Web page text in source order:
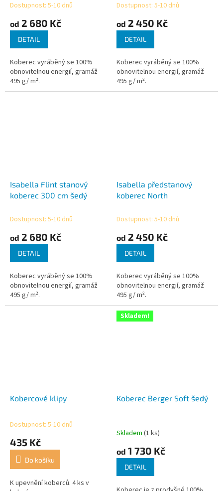
Dostupnost: 5-10 dnů
od 2 680 Kč
DETAIL
Koberec vyráběný se 100%
obnovitelnou energií, gramáž
495 g/ m².
Dostupnost: 5-10 dnů
od 2 450 Kč
DETAIL
Koberec vyráběný se 100%
obnovitelnou energií, gramáž
495 g/ m².
Isabella Flint stanový
koberec 300 cm šedý
Dostupnost: 5-10 dnů
od 2 680 Kč
DETAIL
Koberec vyráběný se 100%
obnovitelnou energií, gramáž
495 g/ m².
Isabella předstanový
koberec North
Dostupnost: 5-10 dnů
od 2 450 Kč
DETAIL
Koberec vyráběný se 100%
obnovitelnou energií, gramáž
495 g/ m².
Kobercové klipy
Průměrné
produktu
3,0
5
Dostupnost: 5-10 dnů
435 Kč
Do košíku
K upevnění koberců. 4 ks v
Skladem!
Koberec Berger Soft šedý
Skladem (1 ks)
od 1 730 Kč
DETAIL